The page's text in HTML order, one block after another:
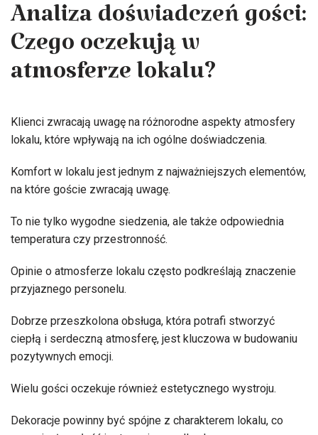
Analiza doświadczeń gości:
Czego oczekują w
atmosferze lokalu?
Klienci zwracają uwagę na różnorodne aspekty atmosfery
lokalu, które wpływają na ich ogólne doświadczenia.
Komfort w lokalu jest jednym z najważniejszych elementów,
na które goście zwracają uwagę.
To nie tylko wygodne siedzenia, ale także odpowiednia
temperatura czy przestronność.
Opinie o atmosferze lokalu często podkreślają znaczenie
przyjaznego personelu.
Dobrze przeszkolona obsługa, która potrafi stworzyć
ciepłą i serdeczną atmosferę, jest kluczowa w budowaniu
pozytywnych emocji.
Wielu gości oczekuje również estetycznego wystroju.
Dekoracje powinny być spójne z charakterem lokalu, co